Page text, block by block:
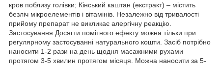
кров поблизу голівки; Кінський каштан (екстракт) – містить
безліч мікроелементів і вітамінів. Незалежно від тривалості
прийому препарат не викликає алергічну реакцію.
Застосування Досягти помітного ефекту можна тільки при
регулярному застосуванні натурального кошти. Засіб потрібно
наносити 1-2 рази на день щодня масажними рухами
протягом 3-5 хвилин протягом місяця. Можна наносити за 5-